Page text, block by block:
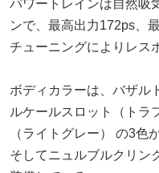
パワートレインは自然吸
ンで、最高出力172ps、
チューニングによりレス
ボディカラーは、バザル
ルケールスロット（トラ
（ライトグレー） の3色
そしてニュルブルクリン